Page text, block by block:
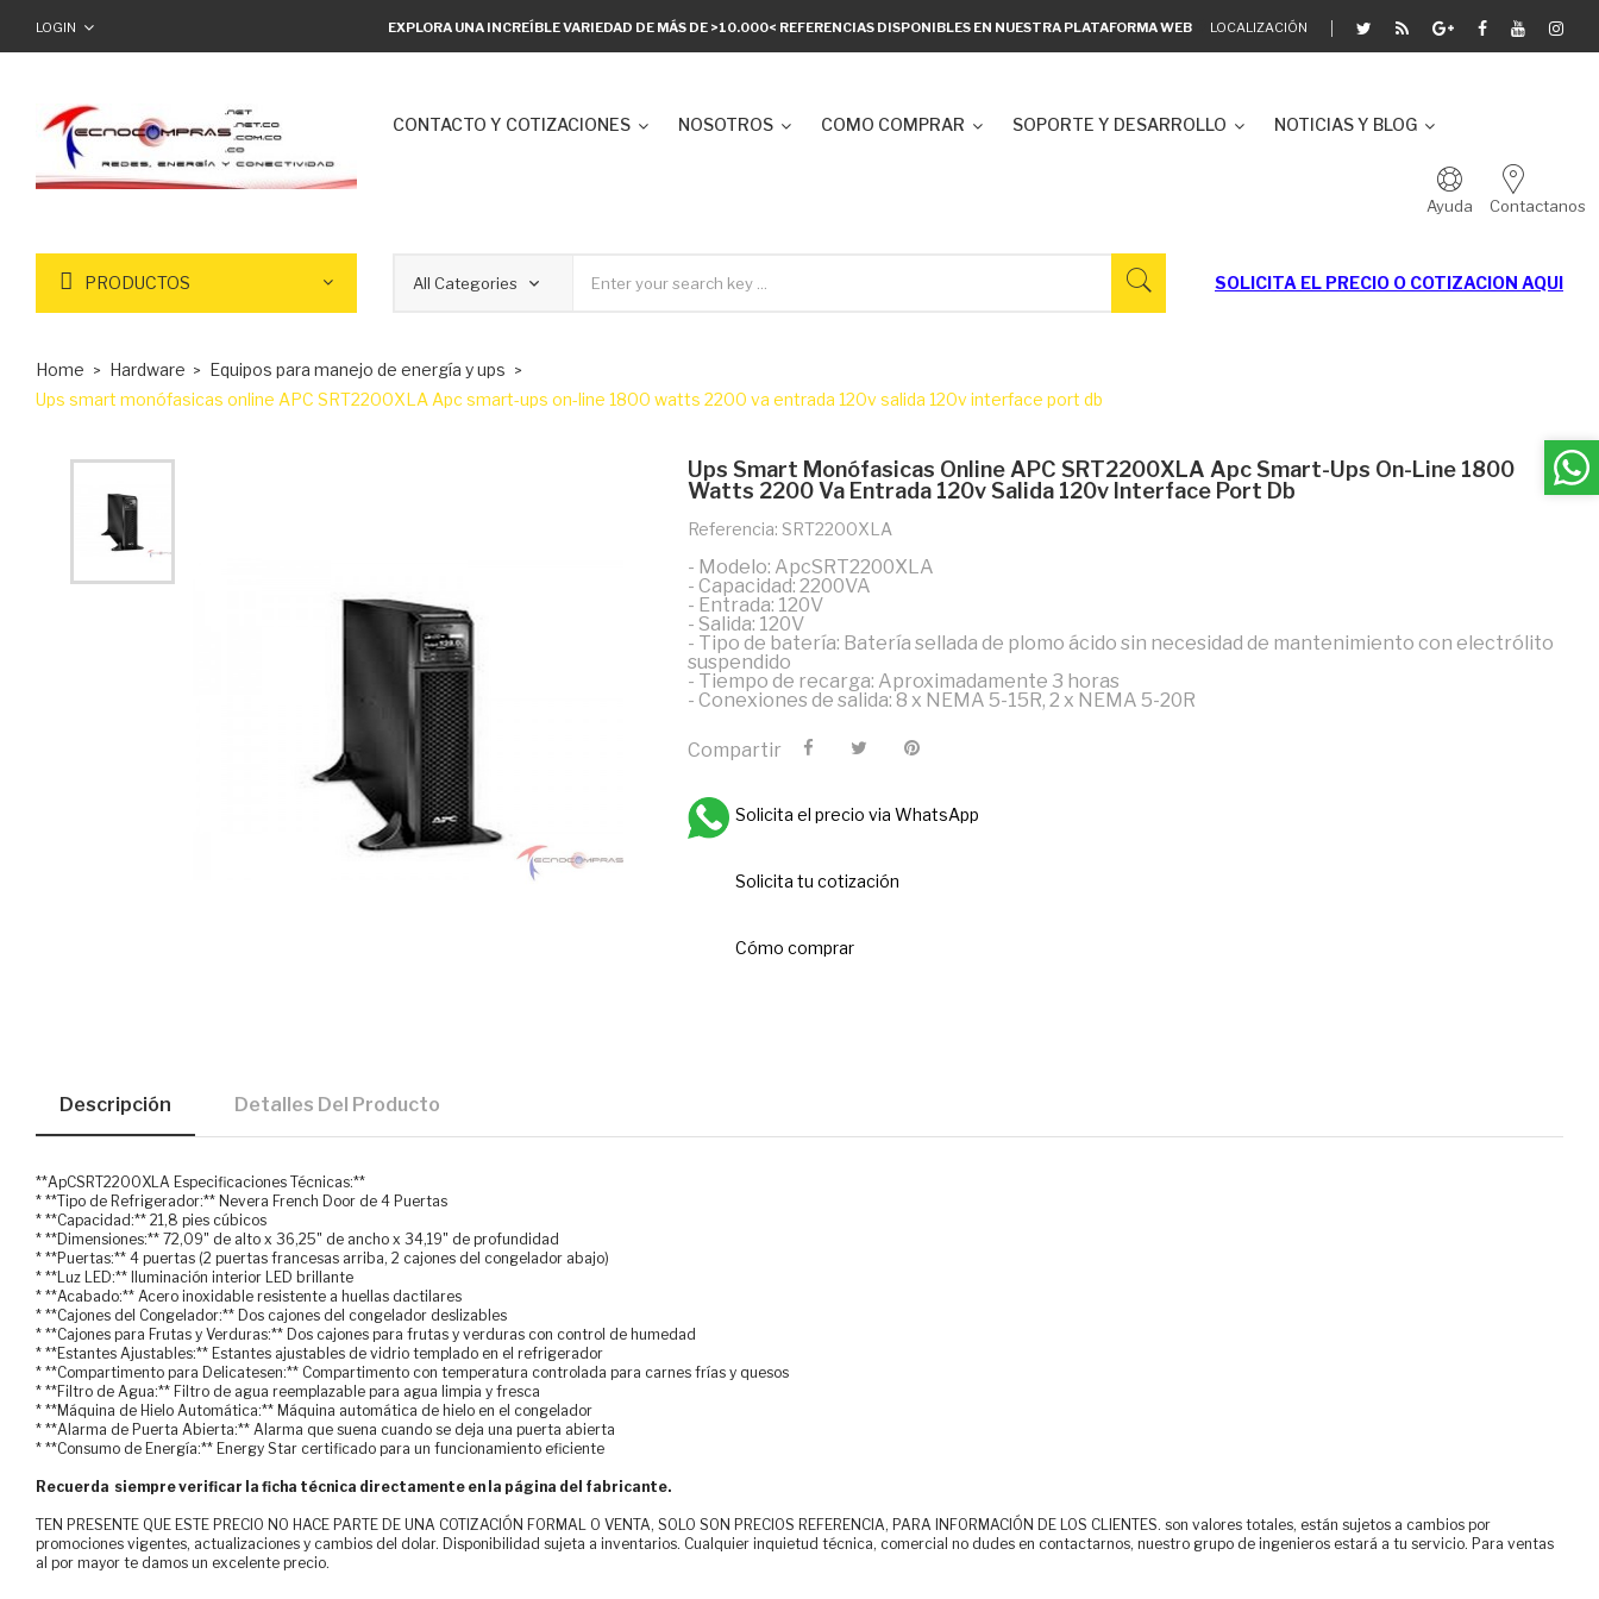
EXPLORA UNA INCREÍBLE VARIEDAD DE MÁS DE >10.000< REFERENCIAS DISPONIBLES EN NUESTRA PLATAFORMA WEB LOCALIZACIÓN
LOGIN
CONTACTO Y COTIZACIONES NOSOTROS COMO COMPRAR SOPORTE Y DESARROLLO NOTICIAS Y BLOG
Ayuda Contactanos
PRODUCTOS SOLICITA EL PRECIO O COTIZACION AQUI
Home Hardware
Equipos para manejo de energía y ups
Ups smart monófasicas online APC SRT2200XLA Apc smart-ups on-line 1800 watts 2200 va entrada 120v salida 120v interface port db
Ups Smart Monófasicas Online APC SRT2200XLA Apc Smart-Ups On-Line 1800
Watts 2200 Va Entrada 120v Salida 120v Interface Port Db
Referencia: SRT2200XLA
- Modelo: ApcSRT2200XLA
- Capacidad: 2200VA
- Entrada: 120V
- Salida: 120V
- Tipo de batería: Batería sellada de plomo ácido sin necesidad de mantenimiento con electrólito
suspendido
- Tiempo de recarga: Aproximadamente 3 horas
- Conexiones de salida: 8 x NEMA 5-15R, 2 x NEMA 5-20R
Compartir
Solicita el precio via WhatsApp
Solicita tu cotización
Cómo comprar
Descripción Detalles Del Producto
**ApCSRT2200XLA Especificaciones Técnicas:**
* **Tipo de Refrigerador:** Nevera French Door de 4 Puertas
* **Capacidad:** 21,8 pies cúbicos
* **Dimensiones:** 72,09" de alto x 36,25" de ancho x 34,19" de profundidad
* **Puertas:** 4 puertas (2 puertas francesas arriba, 2 cajones del congelador abajo)
* **Luz LED:** Iluminación interior LED brillante
* **Acabado:** Acero inoxidable resistente a huellas dactilares
* **Cajones del Congelador:** Dos cajones del congelador deslizables
* **Cajones para Frutas y Verduras:** Dos cajones para frutas y verduras con control de humedad
* **Estantes Ajustables:** Estantes ajustables de vidrio templado en el refrigerador
* **Compartimento para Delicatesen:** Compartimento con temperatura controlada para carnes frías y quesos
* **Filtro de Agua:** Filtro de agua reemplazable para agua limpia y fresca
* **Máquina de Hielo Automática:** Máquina automática de hielo en el congelador
* **Alarma de Puerta Abierta:** Alarma que suena cuando se deja una puerta abierta
* **Consumo de Energía:** Energy Star certificado para un funcionamiento eficiente
Recuerda siempre verificar la ficha técnica directamente en la página del fabricante.
TEN PRESENTE QUE ESTE PRECIO NO HACE PARTE DE UNA COTIZACIÓN FORMAL O VENTA, SOLO SON PRECIOS REFERENCIA, PARA INFORMACIÓN DE LOS CLIENTES. son valores totales, están sujetos a cambios por
promociones vigentes, actualizaciones y cambios del dolar. Disponibilidad sujeta a inventarios. Cualquier inquietud técnica, comercial no dudes en contactarnos, nuestro grupo de ingenieros estará a tu servicio. Para ventas
al por mayor te damos un excelente precio.